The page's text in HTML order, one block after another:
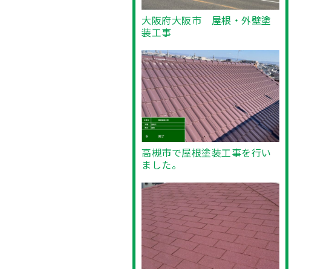
大阪府大阪市 屋根・外壁塗
装工事
高槻市で屋根塗装工事を行い
ました。